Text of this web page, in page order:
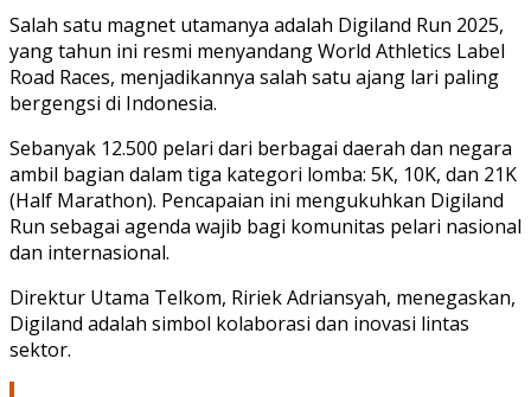
Salah satu magnet utamanya adalah Digiland Run 2025,
yang tahun ini resmi menyandangWorld Athletics Label
Road Races, menjadikannya salah satu ajang lari paling
bergengsi di Indonesia.
Sebanyak 12.500 pelari dari berbagai daerah dan negara
ambil bagian dalam tiga kategori lomba: 5K, 10K, dan 21K
(Half Marathon). Pencapaian ini mengukuhkan Digiland
Run sebagai agenda wajib bagi komunitas pelari nasional
dan internasional.
Direktur Utama Telkom, Ririek Adriansyah, menegaskan,
Digiland adalah simbol kolaborasi dan inovasi lintas
sektor.